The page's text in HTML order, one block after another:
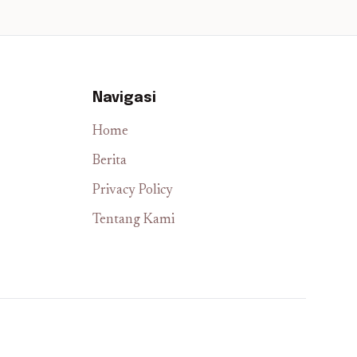
Navigasi
Home
Berita
Privacy Policy
Tentang Kami